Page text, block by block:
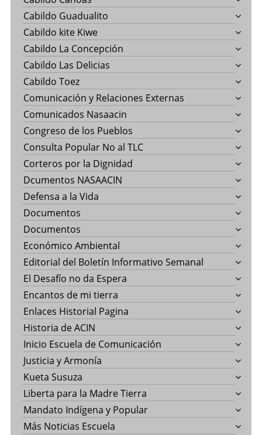
Cabildo Guadualito
Cabildo kite Kiwe
Cabildo La Concepción
Cabildo Las Delicias
Cabildo Toez
Comunicación y Relaciones Externas
Comunicados Nasaacin
Congreso de los Pueblos
Consulta Popular No al TLC
Corteros por la Dignidad
Dcumentos NASAACIN
Defensa a la Vida
Documentos
Documentos
Económico Ambiental
Editorial del Boletín Informativo Semanal
El Desafío no da Espera
Encantos de mi tierra
Enlaces Historial Pagina
Historia de ACIN
Inicio Escuela de Comunicación
Justicia y Armonía
Kueta Susuza
Liberta para la Madre Tierra
Mandato Indígena y Popular
Más Noticias Escuela